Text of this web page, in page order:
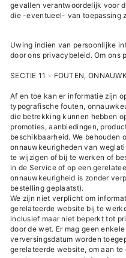
gevallen verantwoordelijk voor
die -eventueel- van toepassing
Uwing indien van persoonlijke
door ons privacybeleid. Om ons
SECTIE 11 - FOUTEN,
Af en toe kan er informatie zijn
typografische fouten,
die betrekking kunnen hebben
promoties, aanbiedingen,
beschikbaarheid. We behouden
onnauwkeurigheden van
te wijzigen of bij te werken of
in de Service of op een
onnauwkeurigheid is zonder
bestelling geplaatst).
We zijn niet verplicht om
gerelateerde website bij te
inclusief maar niet beperkt tot
door de wet. Er mag geen
verversingsdatum worden
gerelateerde website, om aan